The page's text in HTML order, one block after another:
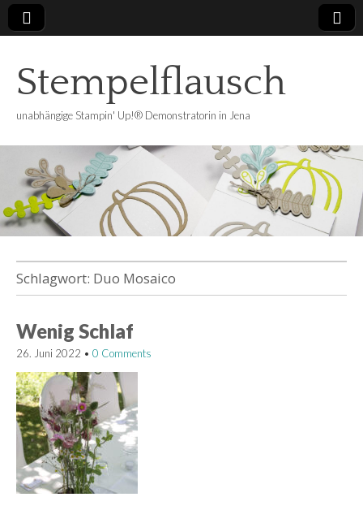
Stempelflausch
unabhängige Stampin' Up!® Demonstratorin in Jena
Schlagwort: Duo Mosaico
Wenig Schlaf
26. Juni 2022 • 0 Comments